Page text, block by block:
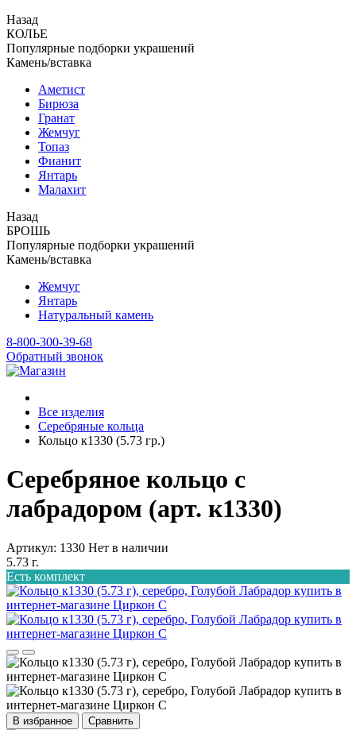
Назад
КОЛЬЕ
Популярные подборки украшений
Камень/вставка
Аметист
Бирюза
Гранат
Жемчуг
Топаз
Фианит
Янтарь
Малахит
Назад
БРОШЬ
Популярные подборки украшений
Камень/вставка
Жемчуг
Янтарь
Натуральный камень
8-800-300-39-68
Обратный звонок
Все изделия
Серебряные кольца
Кольцо к1330 (5.73 гр.)
Серебряное кольцо с
лабрадором (арт. к1330)
Артикул: 1330 Нет в наличии
5.73 г.
Есть комплект
В избранное Сравнить